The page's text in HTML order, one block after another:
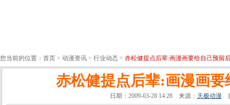
您当前的位置： 首页 > 动漫资讯 > 行业动态 > 赤松健提点后辈:画漫画要给自己预留
赤松健提点后辈:画漫画要
日期：2009-03-28 14:28 来源： 天极动漫